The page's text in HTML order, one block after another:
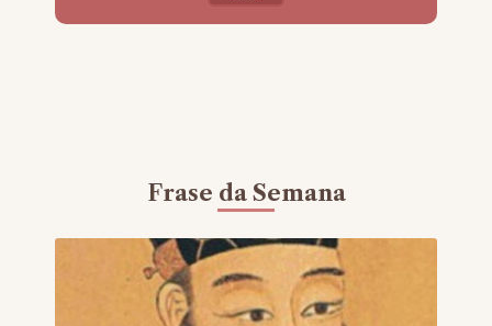
Frase da Semana